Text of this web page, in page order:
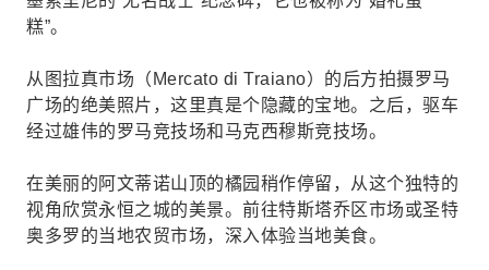
糕”。
从图拉真市场（Mercato di Traiano）的后方拍摄罗马
广场的绝美照片，这里真是个隐藏的宝地。之后，驱车
经过雄伟的罗马竞技场和马克西穆斯竞技场。
在美丽的阿文蒂诺山顶的橘园稍作停留，从这个独特的
视角欣赏永恒之城的美景。前往特斯塔乔区市场或圣特
奥多罗的当地农贸市场，深入体验当地美食。